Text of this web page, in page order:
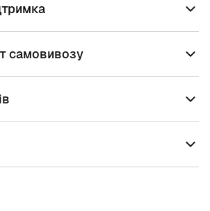
самовивозу